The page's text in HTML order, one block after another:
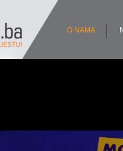
O NAMA